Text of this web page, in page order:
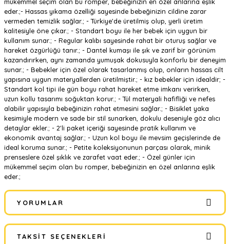
eder.;- Hassas yıkama özelliği sayesinde bebeğinizin cildine zarar
vermeden temizlik sağlar.; - Türkiye'de üretilmiş olup, yerli üretim
kalitesiyle öne çıkar.; - Standart boyu ile her bebek için uygun bir
kullanım sunar.; - Regular kalıbı sayesinde rahat bir oturuş sağlar ve
hareket özgürlüğü tanır.; - Dantel kumaşı ile şık ve zarif bir görünüm
kazandırırken, aynı zamanda yumuşak dokusuyla konforlu bir deneyim
sunar.; - Bebekler için özel olarak tasarlanmış olup, onların hassas cilt
yapısına uygun materyallerden üretilmiştir.; - kız bebekler için idealdir; -
Standart kol tipi ile gün boyu rahat hareket etme imkanı verirken,
uzun kollu tasarımı soğuktan korur.; - Tül materyali hafifliği ve nefes
alabilir yapısıyla bebeğinizin rahat etmesini sağlar.; - Bisiklet yaka
kesimiyle modern ve sade bir stil sunarken, dokulu deseniyle göz alıcı
detaylar ekler.; - 2'li paket içeriği sayesinde pratik kullanım ve
ekonomik avantaj sağlar.; - Uzun kol boyu ile mevsim geçişlerinde de
ideal koruma sunar.; - Petite koleksiyonunun parçası olarak, minik
prenseslere özel şıklık ve zarafet vaat eder.; - Özel günler için
mükemmel seçim olan bu romper, bebeğinizin en özel anlarına eşlik
eder.;
YORUMLAR
TAKSIT SEÇENEKLERI